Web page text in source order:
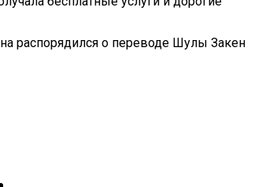
распорядился о переводе Шулы Закен